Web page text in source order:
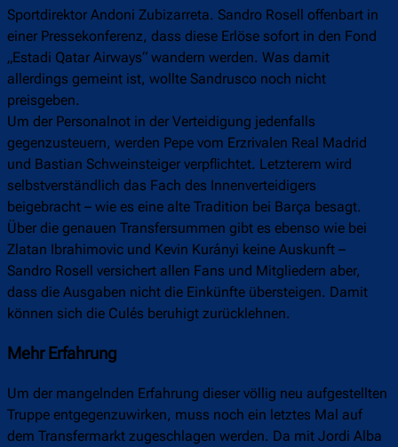
Sportdirektor Andoni Zubizarreta. Sandro Rosell offenbart in
einer Pressekonferenz, dass diese Erlöse sofort in den Fond
„Estadi Qatar Airways“ wandern werden. Was damit
allerdings gemeint ist, wollte Sandrusco noch nicht
preisgeben.
Um der Personalnot in der Verteidigung jedenfalls
gegenzusteuern, werden Pepe vom Erzrivalen Real Madrid
und Bastian Schweinsteiger verpflichtet. Letzterem wird
selbstverständlich das Fach des Innenverteidigers
beigebracht – wie es eine alte Tradition bei Barça besagt.
Über die genauen Transfersummen gibt es ebenso wie bei
Zlatan Ibrahimovic und Kevin Kurányi keine Auskunft –
Sandro Rosell versichert allen Fans und Mitgliedern aber,
dass die Ausgaben nicht die Einkünfte übersteigen. Damit
können sich die Culés beruhigt zurücklehnen.
Mehr Erfahrung
Um der mangelnden Erfahrung dieser völlig neu aufgestellten
Truppe entgegenzuwirken, muss noch ein letztes Mal auf
dem Transfermarkt zugeschlagen werden. Da mit Jordi Alba